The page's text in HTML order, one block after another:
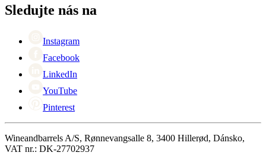
Black Friday
Singles Day
Sledujte nás na
Instagram
Facebook
LinkedIn
YouTube
Pinterest
Wineandbarrels A/S, Rønnevangsalle 8, 3400 Hillerød, Dánsko,
VAT nr.: DK-27702937